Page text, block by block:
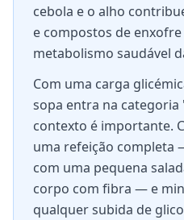
cebola e o alho
e compostos de
metabolismo saudável
Com uma carga
sopa entra na categoria
contexto é importante.
uma refeição completa
com uma pequena
corpo com fibra — e
qualquer subida de